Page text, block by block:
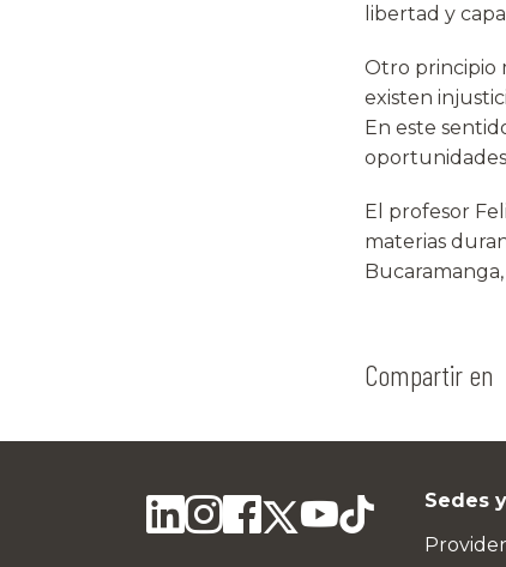
libertad y
Otro principio
existen
En este
oportunidades
El profesor
materias
Compartir en
Sedes